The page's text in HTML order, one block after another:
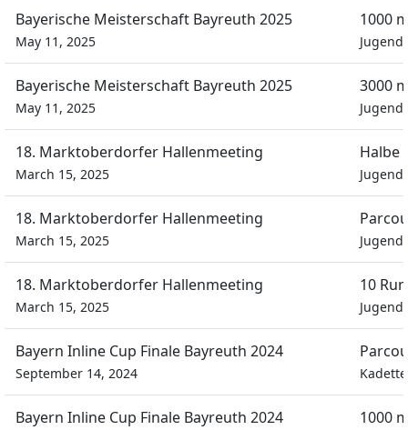
Bayerische Meisterschaft Bayreuth 2025
May 11, 2025
1000
Jugend
Bayerische Meisterschaft Bayreuth 2025
May 11, 2025
3000
Jugend
18. Marktoberdorfer Hallenmeeting
March 15, 2025
Halbe
Jugend
18. Marktoberdorfer Hallenmeeting
March 15, 2025 Jugend
18. Marktoberdorfer Hallenmeeting
March 15, 2025
10
Jugend
Bayern Inline Cup Finale Bayreuth 2024
September 14, 2024
Bayern Inline Cup Finale Bayreuth 2024 1000